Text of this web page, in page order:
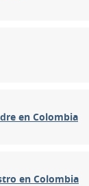
en Colombia
en Colombia